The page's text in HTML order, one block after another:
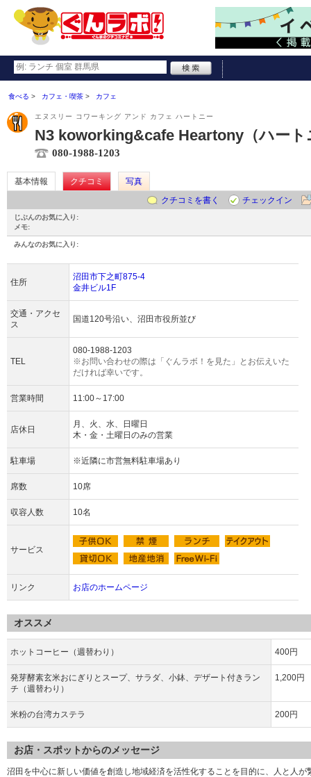
食べる カフェ・喫茶 カフェ
エヌスリー コワーキング アンド カフェ ハートニー
N3 koworking&cafe Heartony（ハート
080-1988-1203
基本情報 クチコミ
写真
クチコミを書く
チェックイン
じぶんのお気に入り:
メモ:
みんなのお気に入り:
住所
沼田市下之町875-4
金井ビル1F
交通・アクセ
ス
国道120号沿い、沼田市役所並び
TEL
080-1988-1203
※お問い合わせの際は「ぐんラボ！を見た」とお伝えいた
だければ幸いです。
営業時間 11:00～17:00
店休日
月、火、水、日曜日
木・金・土曜日のみの営業
駐車場 ※近隣に市営無料駐車場あり
席数 10席
収容人数 10名
サービス
リンク お店のホームページ
オススメ
ホットコーヒー（週替わり） 400円
発芽酵素玄米おにぎりとスープ、サラダ、小鉢、デザート付きラン
チ（週替わり）
1,200円
米粉の台湾カステラ 200円
お店・スポットからのメッセージ
沼田を中心に新しい価値を創造し地域経済を活性化することを目的に、人と人